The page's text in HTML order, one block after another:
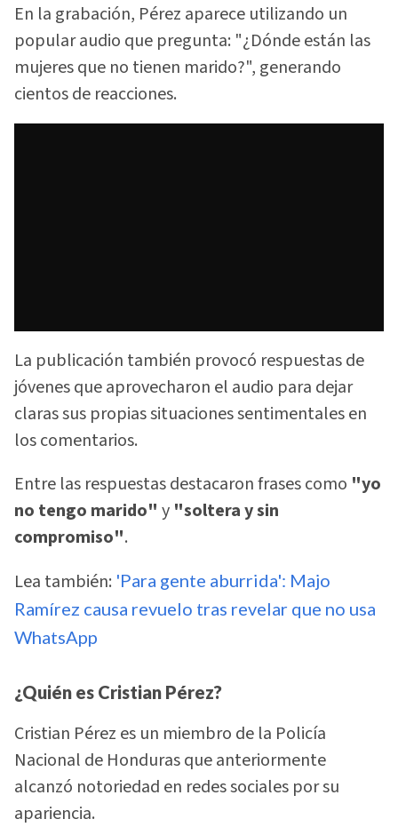
En la grabación, Pérez aparece utilizando un
popular audio que pregunta: "¿Dónde están las
mujeres que no tienen marido?", generando
cientos de reacciones.
La publicación también provocó respuestas de
jóvenes que aprovecharon el audio para dejar
claras sus propias situaciones sentimentales en
los comentarios.
Entre las respuestas destacaron frases como "yo
no tengo marido" y "soltera y sin
compromiso".
Lea también: 'Para gente aburrida': Majo
Ramírez causa revuelo tras revelar que no usa
WhatsApp
¿Quién es Cristian Pérez?
Cristian Pérez es un miembro de la Policía
Nacional de Honduras que anteriormente
alcanzó notoriedad en redes sociales por su
apariencia.